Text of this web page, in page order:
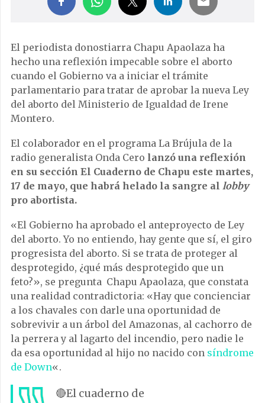
El periodista donostiarra Chapu Apaolaza ha
hecho una reflexión impecable sobre el aborto
cuando el Gobierno va a iniciar el trámite
parlamentario para tratar de aprobar la nueva Ley
del aborto del Ministerio de Igualdad de Irene
Montero.
El colaborador en el programa La Brújula de la
radio generalista Onda Cero lanzó una reflexión
en su sección El Cuaderno de Chapu este martes,
17 de mayo, que habrá helado la sangre al lobby
pro abortista.
«El Gobierno ha aprobado el anteproyecto de Ley
del aborto. Yo no entiendo, hay gente que sí, el giro
progresista del aborto. Si se trata de proteger al
desprotegido, ¿qué más desprotegido que un
feto?», se pregunta Chapu Apaolaza, que constata
una realidad contradictoria: «Hay que concienciar
a los chavales con darle una oportunidad de
sobrevivir a un árbol del Amazonas, al cachorro de
la perrera y al lagarto del incendio, pero nadie le
da esa oportunidad al hijo no nacido con síndrome
de Down«.
🔴El cuaderno de